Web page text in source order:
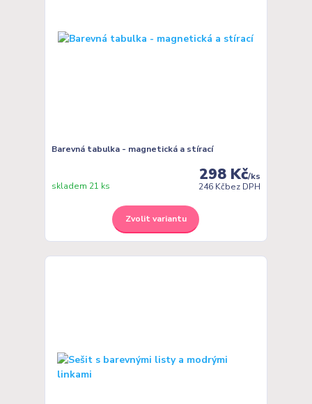
Barevná tabulka - magnetická a stírací
298 Kč/ks
246 Kčbez DPH
skladem 21 ks
Zvolit variantu